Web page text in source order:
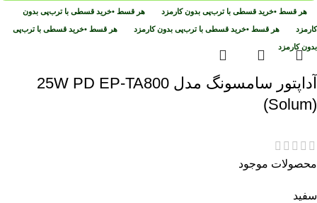
هر قسط •خرید قسطی با ترب‌پی بدون کارمزد هر قسط •خرید قسطی با ترب‌پی بدون
کارمزد هر قسط •خرید قسطی با ترب‌پی بدون کارمزد هر قسط •خرید قسطی با ترب‌پی
بدون کارمزد
آداپتور سامسونگ مدل 25W PD EP-TA800
(Solum)
محصولات موجود
سفید